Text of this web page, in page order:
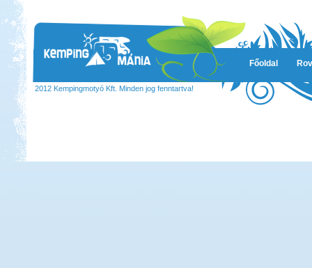
Főoldal
2012 Kempingmotyó Kft. Minden jog fenntartva!